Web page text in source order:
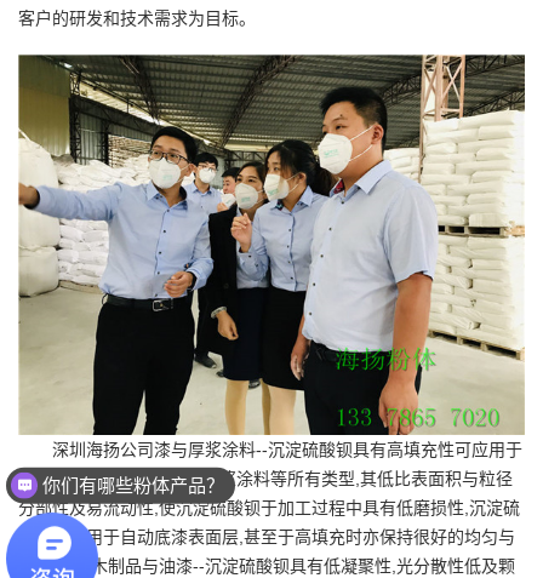
客户的研发和技术需求为目标。
深圳海扬公司漆与厚浆涂料--沉淀硫酸钡具有高填充性可应用于
所有涂装系列,例如,底漆,厚浆涂料等所有类型,其低比表面积与粒径
分部性及易流动性,使沉淀硫酸钡于加工过程中具有低磨损性,沉淀硫
酸钡推荐用于自动底漆表面层,甚至于高填充时亦保持很好的均匀与
光滑度。 木制品与油漆--沉淀硫酸钡具有低凝聚性,光分散性低及颗
你们有哪些粉体产品？